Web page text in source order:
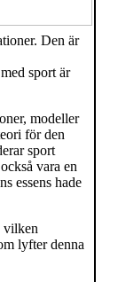
Den är
sport är
modeller
för den
sport
vara en
essens hade
vilken
lyfter denna